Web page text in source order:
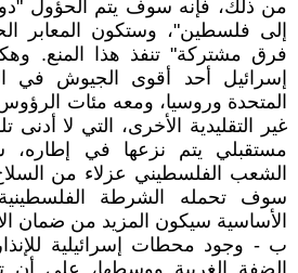
من ذلك، فإنه سوف يتم الحؤول
إلى فلسطين"، وستكون المعابر
فرق مشتركة" تنفذ هذا المنع.
إسرائيل أحد أقوى الجيوش في
المتحدة وروسيا، ومعه مئات الرؤوس
غير التقليدية الأخرى، التي لا أدنى
مستقبلي يتم نزعها في
الشعب الفلسطيني عزلاء من
سوف تحمله الشرطة
الأساسية سيكون المزيد من ضمان
ب - وجود محطات إسرائيلية